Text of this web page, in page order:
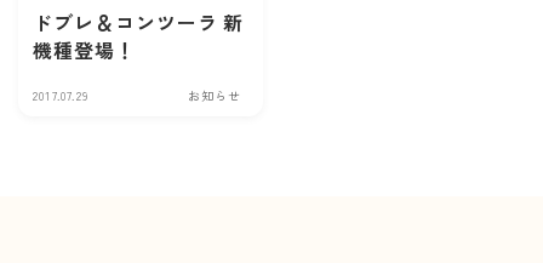
ドブレ＆コンツーラ 新
機種登場！
2017.07.29 お知らせ